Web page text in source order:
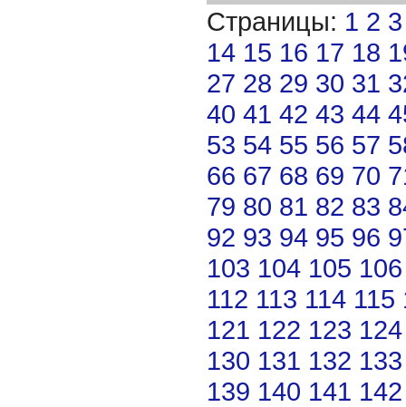
Страницы: 1 2 3
14 15 16 17 18
27 28 29 30 31
40 41 42 43 44
53 54 55 56 57
66 67 68 69 70
79 80 81 82 83
92 93 94 95 96
103 104 105 106
112 113 114 115
121 122 123 124
130 131 132 133
139 140 141 142